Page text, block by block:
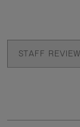
STAFF REVIEW